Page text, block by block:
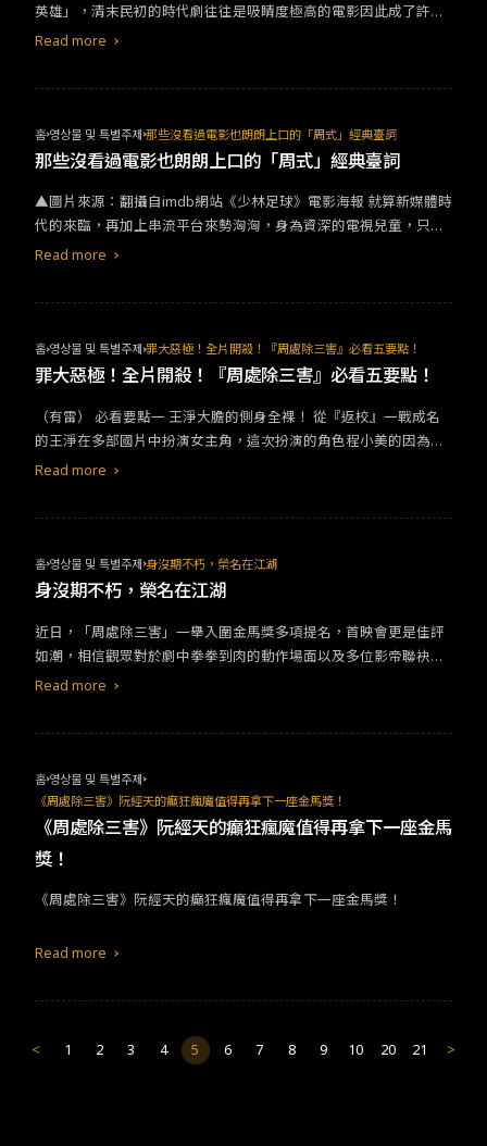
英雄」，清末民初的時代劇往往是吸睛度極高的電影因此成了許多
電影喜愛的素材之一，這時期在中國歷史上的定位除了是改朝換代
以下兩部，以清末民初為背景的電影，保證讓你欲罷不能。 《讓子
彈飛》電影講述一群以張麻子（姜文 飾）為首的山賊團伙，在鵝城
票的馬邦德，謊稱自己是湯師爺，並說服張麻子以馬縣長的名義到
鵝城去當官，好賺取更多的財富，沒想到鵝城實被惡霸財主黃四郎
（周潤發 飾）控制著，不僅窮苦百姓們對黃四郎敢怒不敢言，連縣
黃四郎，只有自己藝高人膽大還不夠，人民才是強大的武器。
Read more
홈 영상물 및 특별주제 ​​​那些沒看過電影也朗朗上口的「周式」經典臺詞​
​​​那些沒看過電影也朗朗上口的「周式」經典臺詞​
▲圖片來源：翻攝自imdb網站《少林足球》電影海報 ​​就算新媒體時
代的來臨，再加上串流平台來勢洶洶，身為資深的電視兒童，只要
家中還有第四台的人，過年過節絕對少不了經典港片的陪伴！最廣
一字不漏唸完呢？​ ​​《少林足球》​
Read more
홈 영상물 및 특별주제 罪大惡極！全片開殺！『周處除三害』必看五要點！
罪大惡極！全片開殺！『周處除三害』必看五要點！
（有雷） 必看要點一 王淨大膽的側身全裸！ 從『返校』一戰成名
的王淨在多部國片中扮演女主角，這次扮演的角色程小美的因為家
庭關係，被迫成為通緝要犯之一的香港仔的禁臠，除了有洗澡到一
Read more
홈 영상물 및 특별주제 身沒期不朽，榮名在江湖
身沒期不朽，榮名在江湖
近日，「周處除三害」一舉入圍金馬獎多項提名，首映會更是佳評
如潮，相信觀眾對於劇中拳拳到肉的動作場面以及多位影帝聯袂飆
戲的爽快，都有深刻的印象，這絕對是今年最兇的暴力美學電影。
而已。筆記小說與當代寓言世說新語記載，宜興有三害，猛虎、蛟
龍與周處，電影將其對應為三個通緝犯(香港仔、尊者、主角陳桂
林)，且如本片英文名稱，豬、蛇、鴿，象徵佛法中的三毒貪、嗔、
癡，相互連結後，便會發現此指涉三個通緝犯各有其罪惡嗔恚無忍-
蛇影帝袁富華飾演的香港仔，手段狠戾，窮凶極惡，臂上黑蛇紋
身，令人聞風喪膽，末了卻死於主角手中，至死仍不知為何遭受主
候，說不出理由的時候，都是屈服於不講理的暴力的時候，周處經
也從原本信奉的關聖帝君轉而崇拜尊者，期待成為一個新造的人。
照理說，主角的末路狂殺之旅，也許應該終止於此，這是開篇以來
Read more
홈 영상물 및 특별주제
《周處除三害》阮經天的癲狂瘋魔值得再拿下一座金馬獎！
《周處除三害》阮經天的癲狂瘋魔值得再拿下一座金馬
獎！
《周處除三害》阮經天的癲狂瘋魔值得再拿下一座金馬獎！
Read more
< 1 2 3 4 5 6 7 8 9 10 20 21 >